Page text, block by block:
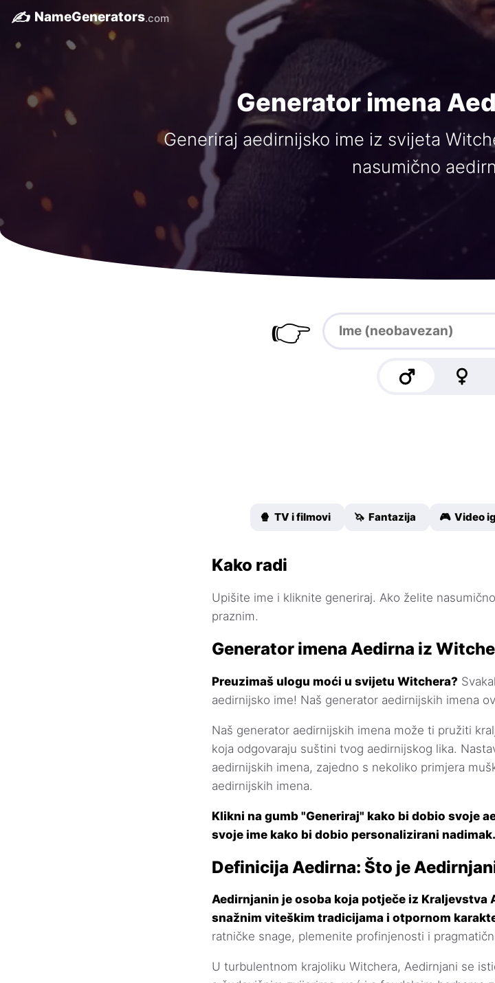
✍️ NameGenerators.com
Generator imena
Generiraj aedirnijsko ime iz svijeta
nasumično
👉
🍿 TV i filmovi 🦄 Fantazija 🎮 Video
Kako radi
Upišite ime i kliknite generiraj. Ako želite
praznim.
Generator imena Aedirna iz
Preuzimaš ulogu moći u svijetu Witchera?
aedirnijsko ime! Naš generator aedirnijskih imena
Naš generator aedirnijskih imena može ti pružiti
koja odgovaraju suštini tvog aedirnijskog lika.
aedirnijskih imena, zajedno s nekoliko primjera
aedirnijskih imena.
Klikni na gumb "Generiraj" kako bi dobio svoje
svoje ime kako bi dobio personalizirani
Definicija Aedirna: Što je
Aedirnjanin je osoba koja potječe iz Kraljevstva
snažnim viteškim tradicijama i otpornom
ratničke snage, plemenite profinjenosti i
U turbulentnom krajoliku Witchera, Aedirnjani se